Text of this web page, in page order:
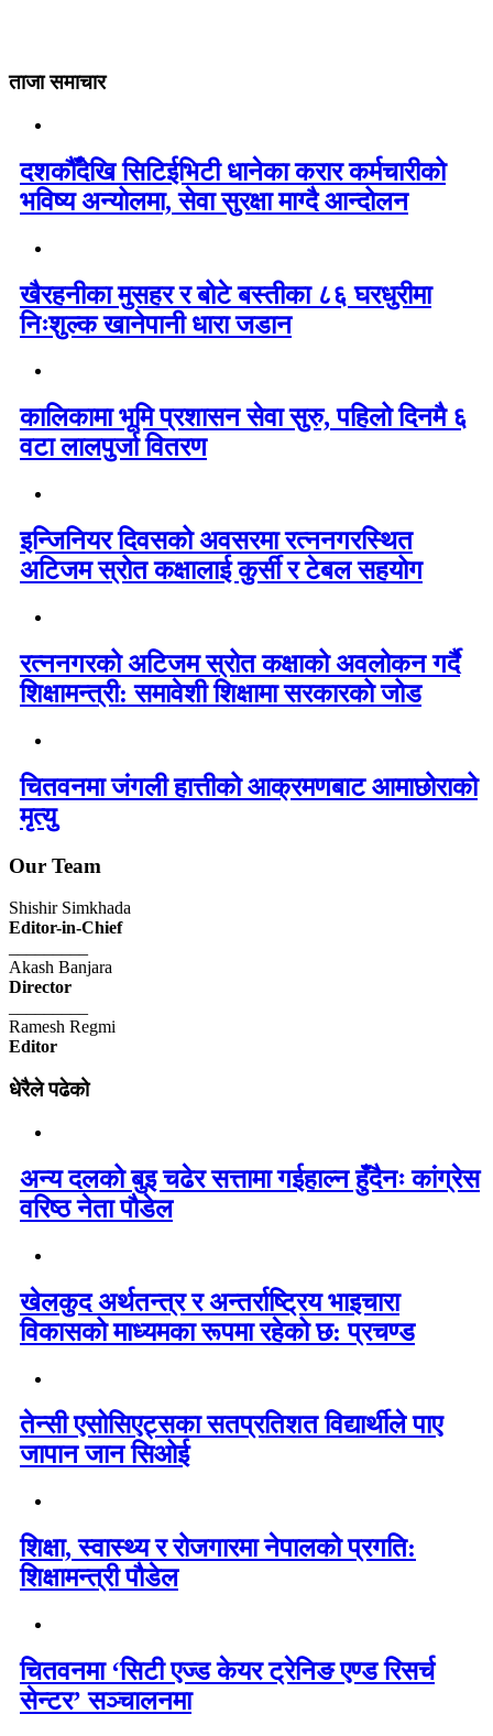
ताजा समाचार
दशकौँदेखि सिटिईभिटी धानेका करार कर्मचारीको
भविष्य अन्योलमा, सेवा सुरक्षा माग्दै आन्दोलन
खैरहनीका मुसहर र बोटे बस्तीका ८६ घरधुरीमा
निःशुल्क खानेपानी धारा जडान
कालिकामा भूमि प्रशासन सेवा सुरु, पहिलो दिनमै ६
वटा लालपुर्जा वितरण
इन्जिनियर दिवसको अवसरमा रत्ननगरस्थित
अटिजम स्रोत कक्षालाई कुर्सी र टेबल सहयोग
रत्ननगरको अटिजम स्रोत कक्षाको अवलोकन गर्दै
शिक्षामन्त्री: समावेशी शिक्षामा सरकारको जोड
चितवनमा जंगली हात्तीको आक्रमणबाट आमाछोराको
मृत्यु
Our Team
Shishir Simkhada
Editor-in-Chief
Akash Banjara
Director
Ramesh Regmi
Editor
धेरैले पढेको
अन्य दलको बुइ चढेर सत्तामा गईहाल्न हुँदैनः कांग्रेस
वरिष्ठ नेता पौडेल
खेलकुद अर्थतन्त्र र अन्तर्राष्ट्रिय भाइचारा
विकासको माध्यमका रूपमा रहेको छ: प्रचण्ड
तेन्सी एसोसिएट्सका सतप्रतिशत विद्यार्थीले पाए
जापान जान सिओई
शिक्षा, स्वास्थ्य र रोजगारमा नेपालको प्रगति:
शिक्षामन्त्री पौडेल
चितवनमा ‘सिटी एज्ड केयर ट्रेनिङ एण्ड रिसर्च
सेन्टर’ सञ्चालनमा